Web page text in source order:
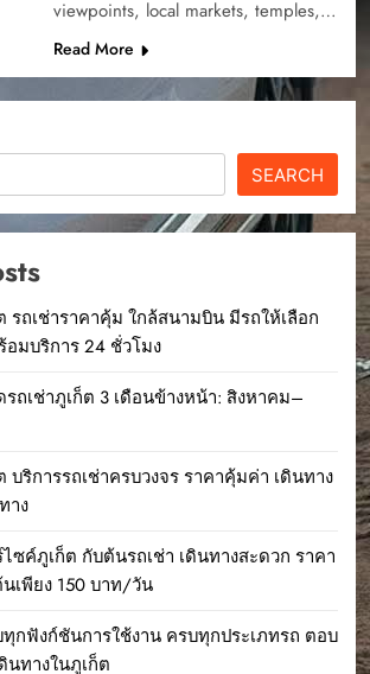
viewpoints, local markets, temples,…
Read More
SEARCH
รถเช่าราคาคุ้ม ใกล้สนามบิน มีรถให้เลือก
มบริการ 24 ชั่วโมง
รถเช่าภูเก็ต 3 เดือนข้างหน้า: สิงหาคม–
บริการรถเช่าครบวงจร ราคาคุ้มค่า เดินทาง
าง
ไซค์ภูเก็ต กับต้นรถเช่า เดินทางสะดวก ราคา
เพียง 150 บาท/วัน
กฟังก์ชันการใช้งาน ครบทุกประเภทรถ ตอบ
นทางในภูเก็ต